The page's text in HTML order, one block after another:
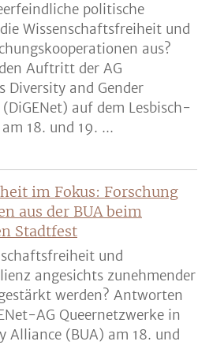
politische
Wissenschaftsfreiheit und
aus?
Auftritt der AG
Diversity and Gender
auf dem Lesbisch-
18. und 19. ...
im Fokus: Forschung
aus der BUA beim
Stadtfest
und
angesichts zunehmender
werden? Antworten
AG Queernetzwerke in
Alliance (BUA) am 18. und